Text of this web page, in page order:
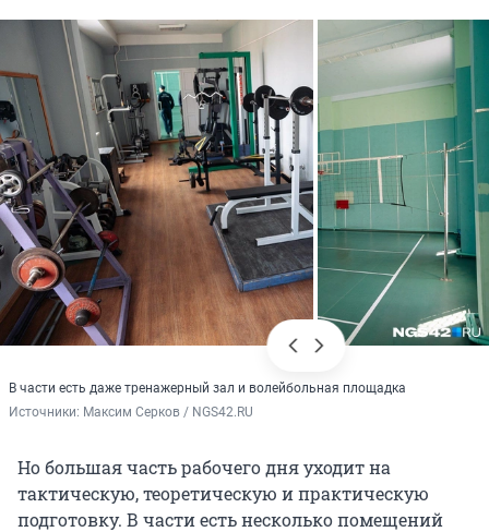
В части есть даже тренажерный зал и волейбольная площадка
Источники: Максим Серков / NGS42.RU
Но большая часть рабочего дня уходит на
тактическую, теоретическую и практическую
подготовку. В части есть несколько помещений